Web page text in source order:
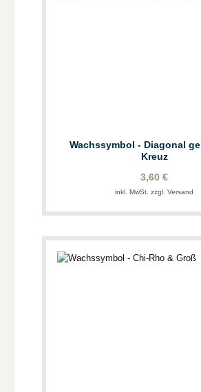
Wachssymbol - Diagonal
Kreuz
3,60 €
inkl. MwSt. zzgl. Versand